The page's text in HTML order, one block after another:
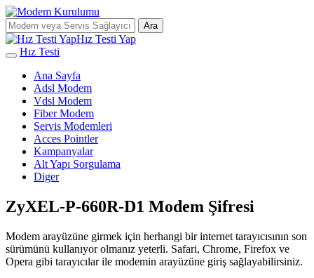
Ara
Hız Testi Yap
Hız Testi
Ana Sayfa
Adsl Modem
Vdsl Modem
Fiber Modem
Servis Modemleri
Acces Pointler
Kampanyalar
Alt Yapı Sorgulama
Diger
ZyXEL-P-660R-D1 Modem Şifresi
Modem arayüzüne girmek için herhangi bir internet tarayıcısının son
sürümünü kullanıyor olmanız yeterli. Safari, Chrome, Firefox ve
Opera gibi tarayıcılar ile modemin arayüzüne giriş sağlayabilirsiniz.